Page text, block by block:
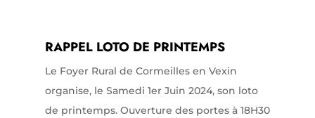
RAPPEL LOTO DE PRINTEMPS
Le Foyer Rural de Cormeilles en Vexin
organise, le Samedi 1er Juin 2024, son loto
de printemps. Ouverture des portes à 18H30